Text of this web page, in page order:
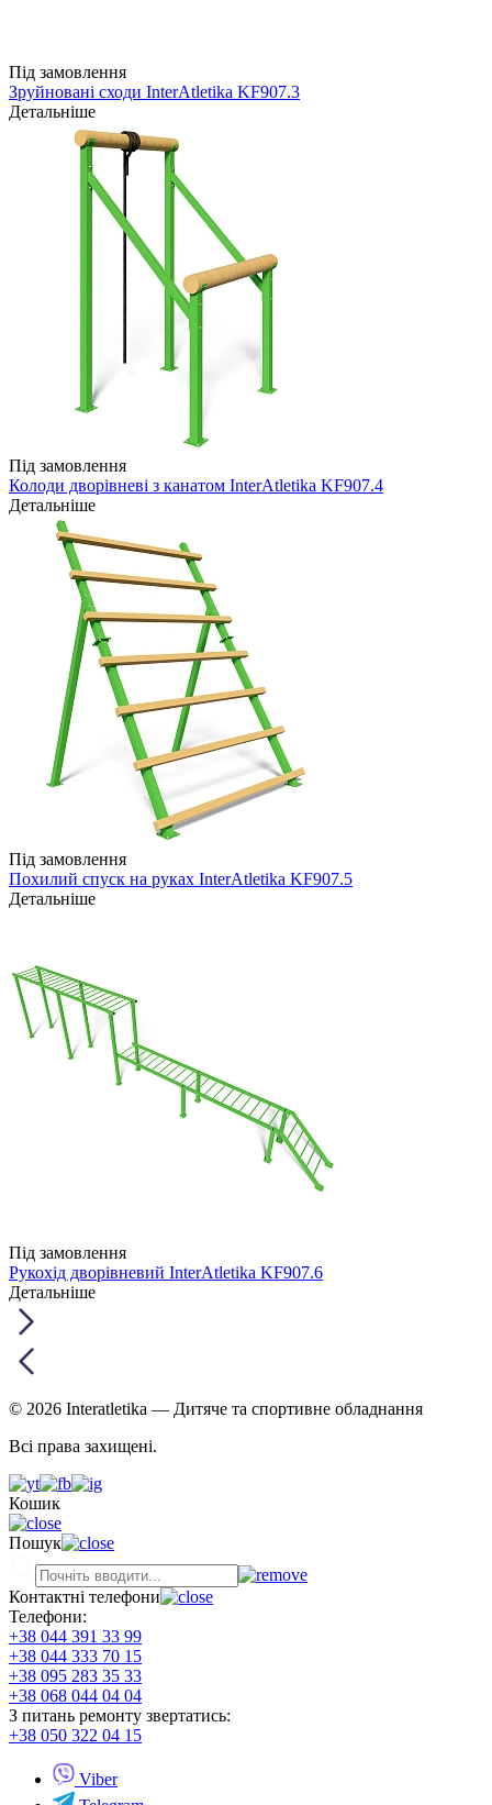
Під замовлення
Зруйновані сходи InterAtletika KF907.3
Детальніше
Під замовлення
Колоди дворівневі з канатом InterAtletika KF907.4
Детальніше
Під замовлення
Похилий спуск на руках InterAtletika KF907.5
Детальніше
Під замовлення
Рукохід дворівневий InterAtletika KF907.6
Детальніше
© 2026 Interatletika — Дитяче та спортивне обладнання
Всі права захищені.
Кошик
Пошук
Контактні телефони
Телефони:
+38 044 391 33 99
+38 044 333 70 15
+38 095 283 35 33
+38 068 044 04 04
З питань ремонту звертатись:
+38 050 322 04 15
Viber